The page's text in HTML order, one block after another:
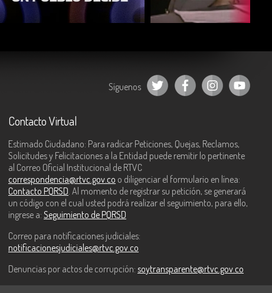
COMPARTIR COMPARTIR
Síguenos
Contacto Virtual
Estimado Ciudadano: Para radicar Peticiones, Quejas, Reclamos,
Solicitudes y Felicitaciones a la Entidad puede remitir lo pertinente
al Correo Oficial Institucional de RTVC
correspondencia@rtvc.gov.co o diligenciar el formulario en línea:
Contacto PQRSD . Al momento de registrar su petición, se generará
un código con el cual usted podrá realizar el seguimiento, para ello,
ingrese a: Seguimiento de PQRSD
Correo para notificaciones judiciales:
notificacionesjudiciales@rtvc.gov.co
Denuncias por actos de corrupción: soytransparente@rtvc.gov.co